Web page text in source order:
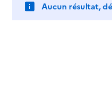
Aucun résultat,